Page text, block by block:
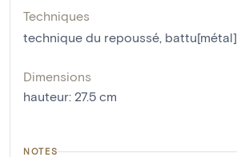
Techniques
technique du repoussé, battu[métal]
Dimensions
hauteur: 27.5 cm
NOTES